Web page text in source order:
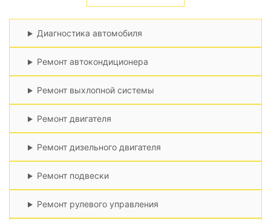
Диагностика автомобиля
Ремонт автокондиционера
Ремонт выхлопной системы
Ремонт двигателя
Ремонт дизельного двигателя
Ремонт подвески
Ремонт рулевого управления